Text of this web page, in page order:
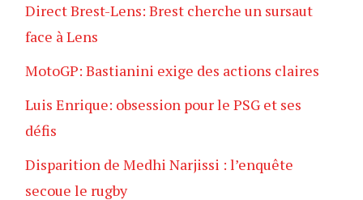
Direct Brest-Lens: Brest cherche un sursaut
face à Lens
MotoGP: Bastianini exige des actions claires
Luis Enrique: obsession pour le PSG et ses
défis
Disparition de Medhi Narjissi : l’enquête
secoue le rugby